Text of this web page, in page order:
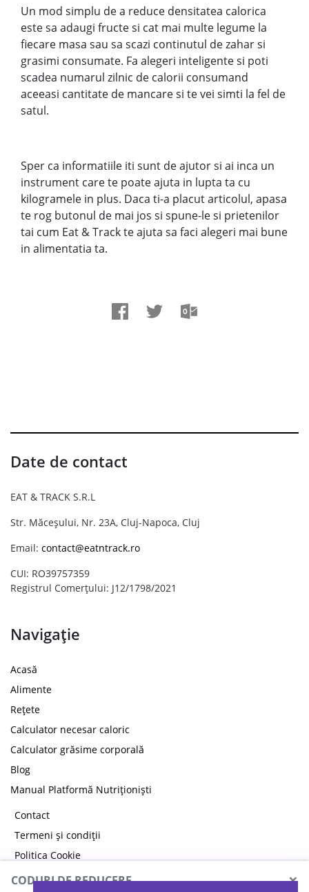
Un mod simplu de a reduce densitatea calorica
este sa adaugi fructe si cat mai multe legume la
fiecare masa sau sa scazi continutul de zahar si
grasimi consumate. Fa alegeri inteligente si poti
scadea numarul zilnic de calorii consumand
aceeasi cantitate de mancare si te vei simti la fel de
satul.
Sper ca informatiile iti sunt de ajutor si ai inca un
instrument care te poate ajuta in lupta ta cu
kilogramele in plus. Daca ti-a placut articolul, apasa
te rog butonul de mai jos si spune-le si prietenilor
tai cum Eat & Track te ajuta sa faci alegeri mai bune
in alimentatia ta.
Date de contact
EAT & TRACK S.R.L
Str. Măceșului, Nr. 23A, Cluj-Napoca, Cluj
Email: contact@eatntrack.ro
CUI: RO39757359
Registrul Comerțului: J12/1798/2021
Navigație
Acasă
Alimente
Rețete
Calculator necesar caloric
Calculator grăsime corporală
Blog
Manual Platformă Nutriționiști
Contact
Termeni și condiții
Politica Cookie
Politica de confidențialitate
CODURI DE REDUCERE ×